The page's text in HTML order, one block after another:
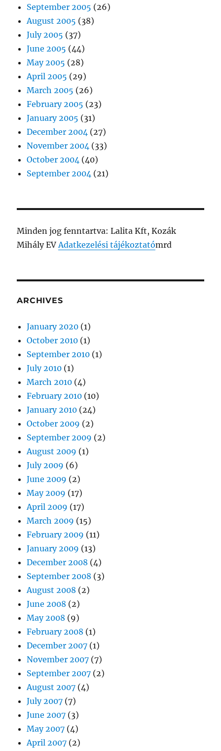
September 2005 (26)
August 2005 (38)
July 2005 (37)
June 2005 (44)
May 2005 (28)
April 2005 (29)
March 2005 (26)
February 2005 (23)
January 2005 (31)
December 2004 (27)
November 2004 (33)
October 2004 (40)
September 2004 (21)
Minden jog fenntartva: Lalita Kft, Kozák
Mihály EVAdatkezelési tájékoztatómrd
ARCHIVES
January 2020 (1)
October 2010 (1)
September 2010 (1)
July 2010 (1)
March 2010 (4)
February 2010 (10)
January 2010 (24)
October 2009 (2)
September 2009 (2)
August 2009 (1)
July 2009 (6)
June 2009 (2)
May 2009 (17)
April 2009 (17)
March 2009 (15)
February 2009 (11)
January 2009 (13)
December 2008 (4)
September 2008 (3)
August 2008 (2)
June 2008 (2)
May 2008 (9)
February 2008 (1)
December 2007 (1)
November 2007 (7)
September 2007 (2)
August 2007 (4)
July 2007 (7)
June 2007 (3)
May 2007 (4)
April 2007 (2)